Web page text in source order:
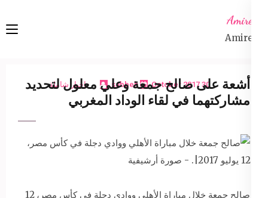
content
Enter)
Amireta
Amireta
30 October 2017
sabbeh اخبار شاملة
أشعة على صالح جمعة وعلي معلول لتحديد
مشاركتهما في لقاء الوداد المغربي
صالح جمعة خلال مباراة الأهلي ووادي دجلة في كأس مصر، 12